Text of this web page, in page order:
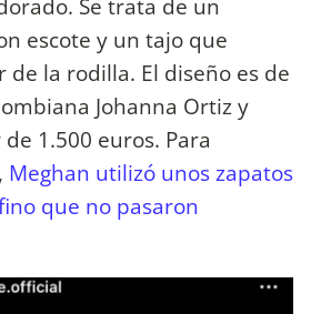
Se trata de un
escote y un tajo que
de la rodilla. El diseño es de
Johanna Ortiz y
1.500 euros. Para
Meghan utilizó unos zapatos
que no pasaron